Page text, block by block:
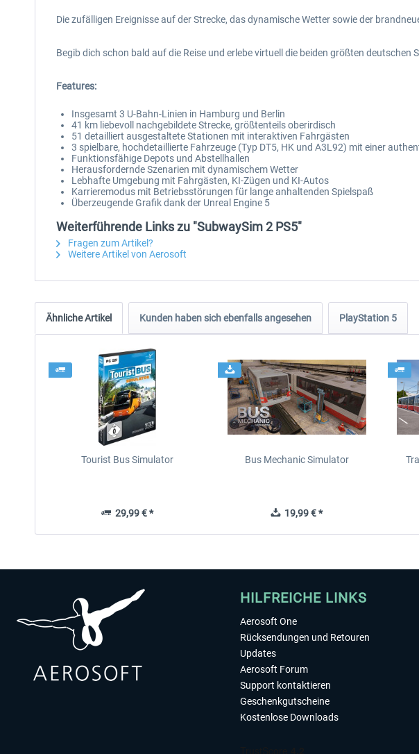
Die zufälligen Ereignisse auf der Strecke, das dynamische Wetter sowie der
Begib dich schon bald auf die Reise und erlebe virtuell die beiden größten deutschen
Features:
Insgesamt 3 U-Bahn-Linien in Hamburg und Berlin
41 km liebevoll nachgebildete Strecke, größtenteils oberirdisch
51 detailliert ausgestaltete Stationen mit interaktiven Fahrgästen
3 spielbare, hochdetaillierte Fahrzeuge (Typ DT5, HK und A3L92) mit einer
Funktionsfähige Depots und Abstellhallen
Herausfordernde Szenarien mit dynamischem Wetter
Lebhafte Umgebung mit Fahrgästen, KI-Zügen und KI-Autos
Karrieremodus mit Betriebsstörungen für lange anhaltenden Spielspaß
Überzeugende Grafik dank der Unreal Engine 5
Weiterführende Links zu "SubwaySim 2 PS5"
Fragen zum Artikel?
Weitere Artikel von Aerosoft
Ähnliche Artikel Kunden haben sich ebenfalls angesehen PlayStation 5
Tourist Bus Simulator
29,99 € *
Bus Mechanic Simulator
19,99 € *
HILFREICHE LINKS
Aerosoft One
Rücksendungen und Retouren
Updates
Aerosoft Forum
Support kontaktieren
Geschenkgutscheine
Kostenlose Downloads